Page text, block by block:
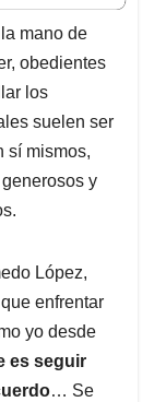
mano de
obedientes
los
suelen ser
sí mismos,
y
López,
enfrentar
yo desde
es seguir
… Se